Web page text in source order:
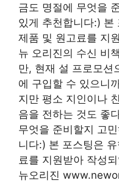
금도 명절에 무엇을
있게 추천합니다:) 본
제품 및 원고료를 지
뉴 오리진의 수신 비
만, 현재 설 프로모
에 구입할 수 있으니
지만 평소 지인이나
음을 전하는 것도 좋
무엇을 준비할지 고
니다:) 본 포스팅은
료를 지원받아 작성
뉴오리진